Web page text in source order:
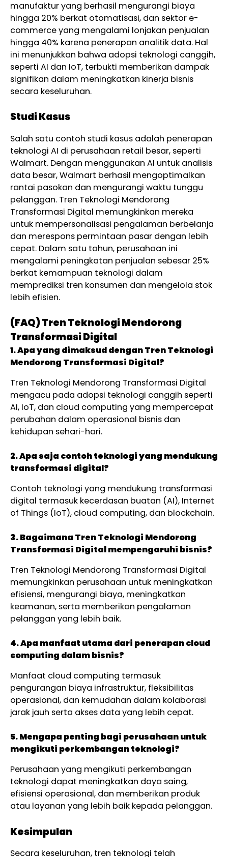
manufaktur yang berhasil mengurangi biaya
hingga 20% berkat otomatisasi, dan sektor e-
commerce yang mengalami lonjakan penjualan
hingga 40% karena penerapan analitik data. Hal
ini menunjukkan bahwa adopsi teknologi canggih,
seperti AI dan IoT, terbukti memberikan dampak
signifikan dalam meningkatkan kinerja bisnis
secara keseluruhan.
Studi Kasus
Salah satu contoh studi kasus adalah penerapan
teknologi AI di perusahaan retail besar, seperti
Walmart. Dengan menggunakan AI untuk analisis
data besar, Walmart berhasil mengoptimalkan
rantai pasokan dan mengurangi waktu tunggu
pelanggan. Tren Teknologi Mendorong
Transformasi Digital memungkinkan mereka
untuk mempersonalisasi pengalaman berbelanja
dan merespons permintaan pasar dengan lebih
cepat. Dalam satu tahun, perusahaan ini
mengalami peningkatan penjualan sebesar 25%
berkat kemampuan teknologi dalam
memprediksi tren konsumen dan mengelola stok
lebih efisien.
(FAQ) Tren Teknologi Mendorong
Transformasi Digital
1. Apa yang dimaksud dengan Tren Teknologi
Mendorong Transformasi Digital?
Tren Teknologi Mendorong Transformasi Digital
mengacu pada adopsi teknologi canggih seperti
AI, IoT, dan cloud computing yang mempercepat
perubahan dalam operasional bisnis dan
kehidupan sehari-hari.
2. Apa saja contoh teknologi yang mendukung
transformasi digital?
Contoh teknologi yang mendukung transformasi
digital termasuk kecerdasan buatan (AI), Internet
of Things (IoT), cloud computing, dan blockchain.
3. Bagaimana Tren Teknologi Mendorong
Transformasi Digital mempengaruhi bisnis?
Tren Teknologi Mendorong Transformasi Digital
memungkinkan perusahaan untuk meningkatkan
efisiensi, mengurangi biaya, meningkatkan
keamanan, serta memberikan pengalaman
pelanggan yang lebih baik.
4. Apa manfaat utama dari penerapan cloud
computing dalam bisnis?
Manfaat cloud computing termasuk
pengurangan biaya infrastruktur, fleksibilitas
operasional, dan kemudahan dalam kolaborasi
jarak jauh serta akses data yang lebih cepat.
5. Mengapa penting bagi perusahaan untuk
mengikuti perkembangan teknologi?
Perusahaan yang mengikuti perkembangan
teknologi dapat meningkatkan daya saing,
efisiensi operasional, dan memberikan produk
atau layanan yang lebih baik kepada pelanggan.
Kesimpulan
Secara keseluruhan, tren teknologi telah